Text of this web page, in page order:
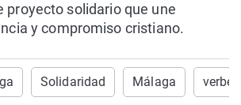
proyecto solidario que une
y compromiso cristiano.
Solidaridad Málaga